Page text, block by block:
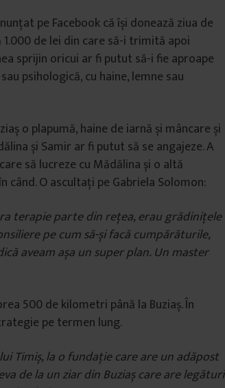
pe Facebook că își donează ziua de
de lei din care să-i trimită apoi
sprijin oricui ar fi putut să-i fie aproape
psihologică, cu haine, lemne sau
o plapumă, haine de iarnă și mâncare și
și Samir ar fi putut să se angajeze. A
să lucreze cu Mădălina și o altă
când. O ascultați pe Gabriela Solomon:
terapie parte din rețea, erau grădinițele
pe cum să-și facă cumpărăturile,
aveam așa un super plan. Un master
500 de kilometri până la Buziaș. În
pe termen lung.
Timiș, la o fundație care are un adăpost
de la un ziar din Buziaș care are legături